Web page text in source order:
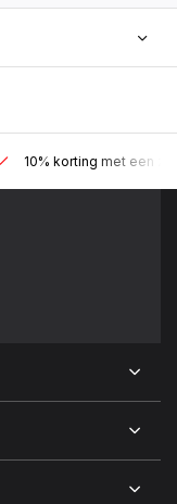
10% korting met een